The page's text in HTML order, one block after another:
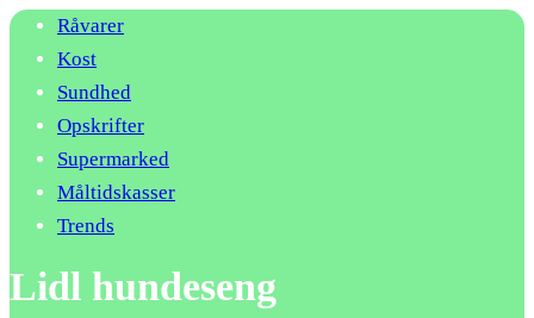
Råvarer
Kost
Sundhed
Opskrifter
Supermarked
Måltidskasser
Trends
Lidl hundeseng